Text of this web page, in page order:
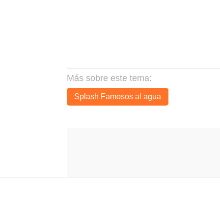
Más sobre este tema:
Splash Famosos al agua